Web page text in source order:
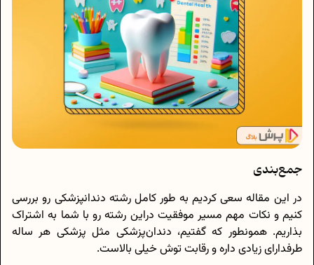
جمع‌بندی
در این مقاله سعی کردیم به طور کامل رشته دندانپزشکی رو بررسی
کنیم و نکات مهم مسیر موفقیت دراین رشته رو با شما به اشتراک
بذاریم. همونطور که گفتیم، دندان‌پزشکی مثل پزشکی هر ساله
طرفدارای زیادی داره و رقابت توش خیلی بالاست.